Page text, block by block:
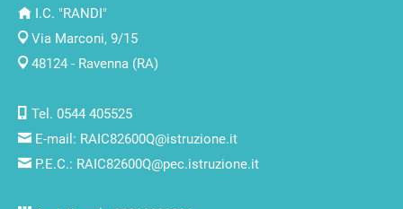
I.C. "RANDI"
Via Marconi, 9/15
48124 - Ravenna (RA)
Tel. 0544 405525
E-mail: RAIC82600Q@istruzione.it
P.E.C.: RAIC82600Q@pec.istruzione.it